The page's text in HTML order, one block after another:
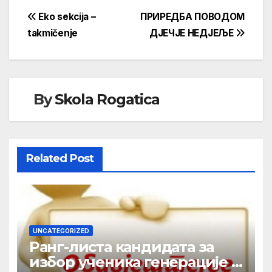
Кретање
чланка
ПРИРЕДБА ПОВОДОМ
ДЈЕЧЈЕ НЕДЈЕЉЕ
Eko sekcija –
takmičenje
BySkola Rogatica
Related Post
UNCATEGORIZED
Ранг-листа кандидата за
избор ученика генерације у